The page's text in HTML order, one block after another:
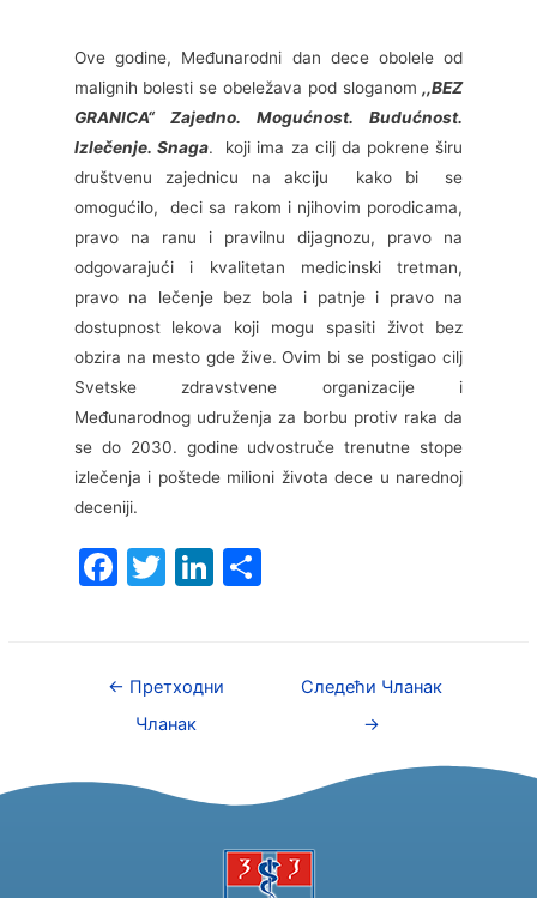
Ove godine, Međunarodni dan dece obolele od
malignih bolesti se obeležava pod sloganom ,,BEZ
GRANICA“ Zajedno. Mogućnost. Budućnost.
Izlečenje. Snaga. koji ima za cilj da pokrene širu
društvenu zajednicu na akciju kako bi se
omogućilo, deci sa rakom i njihovim porodicama,
pravo na ranu i pravilnu dijagnozu, pravo na
odgovarajući i kvalitetan medicinski tretman,
pravo na lečenje bez bola i patnje i pravo na
dostupnost lekova koji mogu spasiti život bez
obzira na mesto gde žive. Ovim bi se postigao cilj
Svetske zdravstvene organizacije i
Međunarodnog udruženja za borbu protiv raka da
se do 2030. godine udvostruče trenutne stope
izlečenja i poštede milioni života dece u narednoj
deceniji.
F
e
b
o
T
er
Li
e
S
← Претходни
Чланак
Следећи Чланак
→